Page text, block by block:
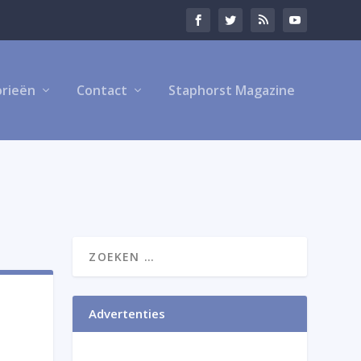
Contact Staphorst Magazine
Advertenties